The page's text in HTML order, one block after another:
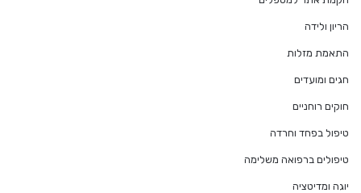
הריון ולידה
התאמת מזלות
חגים ומועדים
חוקים רוחניים
טיפול בפחד וחרדה
טיפולים ברפואה משלימה
יוגה ומדיטציה